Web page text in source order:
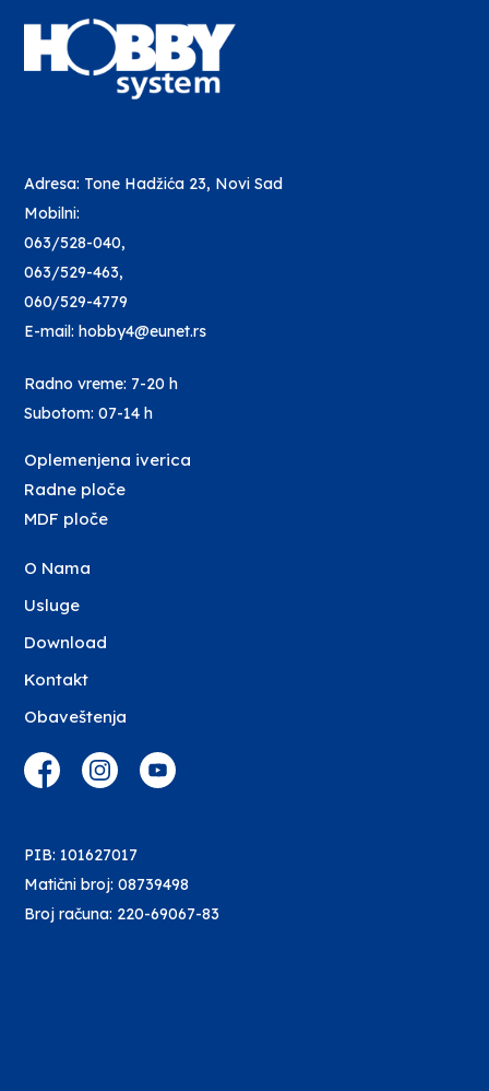
Adresa: Tone Hadžića 23, Novi Sad
Mobilni:
063/528-040,
063/529-463,
060/529-4779
E-mail: hobby4@eunet.rs
Radno vreme: 7-20 h
Subotom: 07-14 h
Oplemenjena iverica
Radne ploče
MDF ploče
O Nama
Usluge
Download
Kontakt
Obaveštenja
PIB: 101627017
Matični broj: 08739498
Broj računa: 220-69067-83